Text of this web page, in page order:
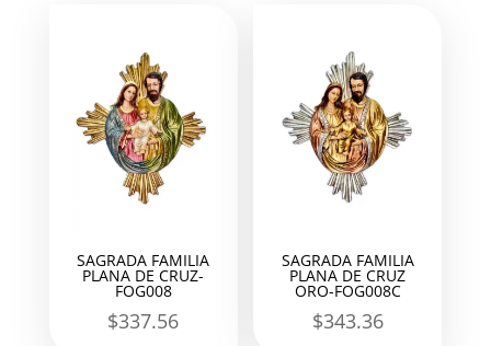
SAGRADA FAMILIA
PLANA DE CRUZ-
FOG008
$337.56
SAGRADA FAMILIA
PLANA DE CRUZ
ORO-FOG008C
$343.36